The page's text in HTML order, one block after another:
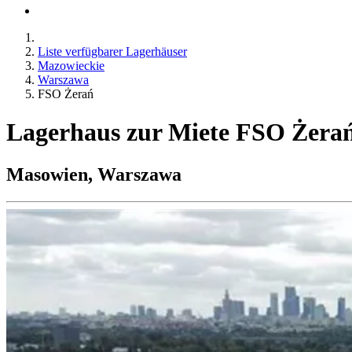
Liste verfügbarer Lagerhäuser
Mazowieckie
Warszawa
FSO Żerań
Lagerhaus zur Miete FSO
Masowien, Warszawa